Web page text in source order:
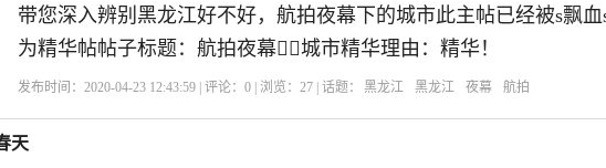
带您深入辨别黑龙江好不好，航拍夜幕下的城市此主帖已经被s飘血
为精华帖帖子标题：航拍夜幕城市精华理由：精华！
发布时间：2020-04-23 12:43:59 | 评论：0 | 浏览：27 | 话题： 黑龙江 黑龙江 夜幕 航拍
天